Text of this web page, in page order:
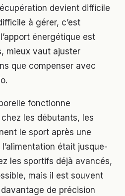
devient difficile
à gérer, c’est
énergétique est
mieux vaut ajuster
que compenser avec
fonctionne
les débutants, les
le sport après une
était jusque-
les sportifs déjà avancés,
mais il est souvent
de précision